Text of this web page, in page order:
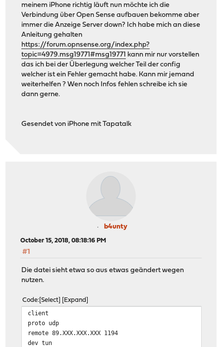
meinem iPhone richtig läuft nun möchte ich die
Verbindung über Open Sense aufbauen bekomme aber
immer die Anzeige Server down? Ich habe mich an diese
Anleitung gehalten
https://forum.opnsense.org/index.php?
topic=4979.msg19771#msg19771 kann mir nur vorstellen
das ich bei der Überlegung welcher Teil der config
welcher ist ein Fehler gemacht habe. Kann mir jemand
weiterhelfen ? Wen noch Infos fehlen schreibe ich sie
dann gerne.
Gesendet von iPhone mit Tapatalk
b4unty
October 15, 2018, 08:18:16 PM
#1
Die datei sieht etwa so aus etwas geändert wegen
nutzen.
Code Select Expand
client
proto udp
remote 89.XXX.XXX.XXX 1194
dev tun